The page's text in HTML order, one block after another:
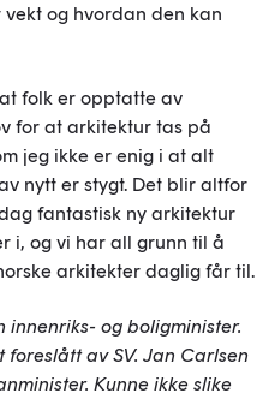
og hvordan den kan
folk er opptatte av
for at arkitektur tas på
jeg ikke er enig i at alt
nytt er stygt. Det blir altfor
fantastisk ny arkitektur
i, og vi har all grunn til å
arkitekter daglig får til.
innenriks- og boligminister.
av SV. Jan Carlsen
Kunne ikke slike